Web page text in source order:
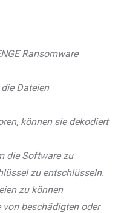
Ransomware
Dateien
können sie dekodiert
die Software zu
zu entschlüsseln.
zu können
von beschädigten oder